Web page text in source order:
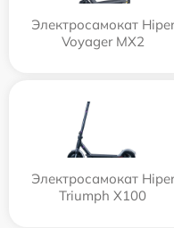
Электросамокат Hiper
Voyager MX2
Электросамокат Hiper
Triumph X100